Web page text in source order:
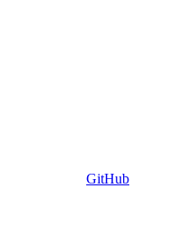
GitHub